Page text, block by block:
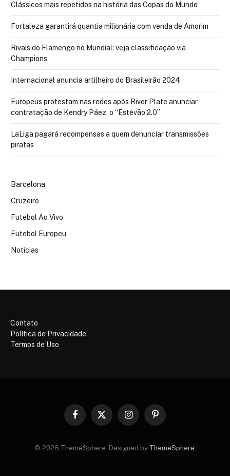
Clássicos mais repetidos na história das Copas do Mundo
Fortaleza garantirá quantia milionária com venda de Amorim
Rivais do Flamengo no Mundial: veja classificação via
Champions
Internacional anuncia artilheiro do Brasileirão 2024
Europeus protestam nas redes após River Plate anunciar
contratação de Kendry Páez, o “Estêvão 2.0”
LaLiga pagará recompensas a quem denunciar transmissões
piratas
Barcelona
Cruzeiro
Futebol Ao Vivo
Futebol Europeu
Noticias
Contato
Política de Privacidade
Termos de Uso
Facebook
X
InstagramPinterest
© 2026 ThemeSphere. Designed by ThemeSphere.